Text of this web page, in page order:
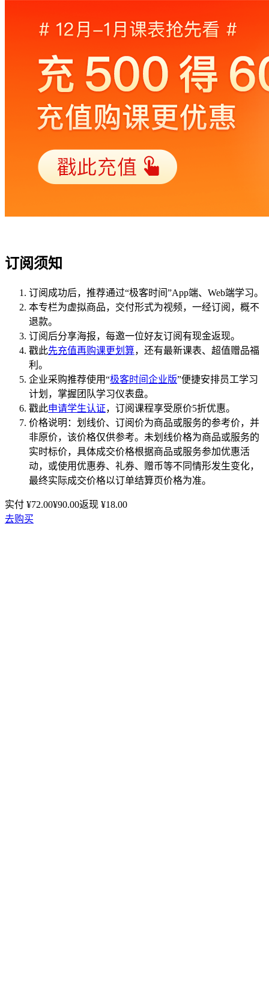
订阅须知
订阅成功后，推荐通过“极客时间”App端、Web端学习。
本专栏为虚拟商品，交付形式为视频，一经订阅，概不
退款。
订阅后分享海报，每邀一位好友订阅有现金返现。
戳此先充值再购课更划算，还有最新课表、超值赠品福
利。
企业采购推荐使用“极客时间企业版”便捷安排员工学习
计划，掌握团队学习仪表盘。
戳此申请学生认证，订阅课程享受原价5折优惠。
价格说明：划线价、订阅价为商品或服务的参考价，并
非原价，该价格仅供参考。未划线价格为商品或服务的
实时标价，具体成交价格根据商品或服务参加优惠活
动，或使用优惠券、礼券、赠币等不同情形发生变化，
最终实际成交价格以订单结算页价格为准。
实付 ¥72.00¥90.00返现 ¥18.00
去购买